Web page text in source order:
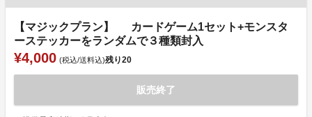
【マジックプラン】 カードゲーム1セット+モンスタ
ーステッカーをランダムで３種類封入
¥4,000 (税込/送料込)残り20
販売終了